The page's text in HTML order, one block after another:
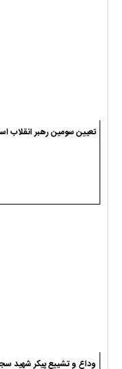
تعیین سومین رهبر انقلاب
وداع و تشییع پیکر شهید